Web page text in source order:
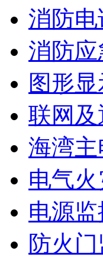
消防
消防
图形
联网及
海湾
电气
电源
防火